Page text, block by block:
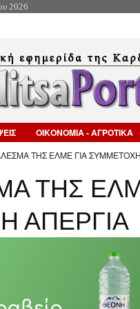
2026
ΟΙΚΟΝΟΜΙΑ - ΑΓΡΟΤΙΚΑ
ΤΗΣ ΕΛΜΕ ΓΙΑ
ΤΗΣ
ΑΠΕΡΓΙΑ